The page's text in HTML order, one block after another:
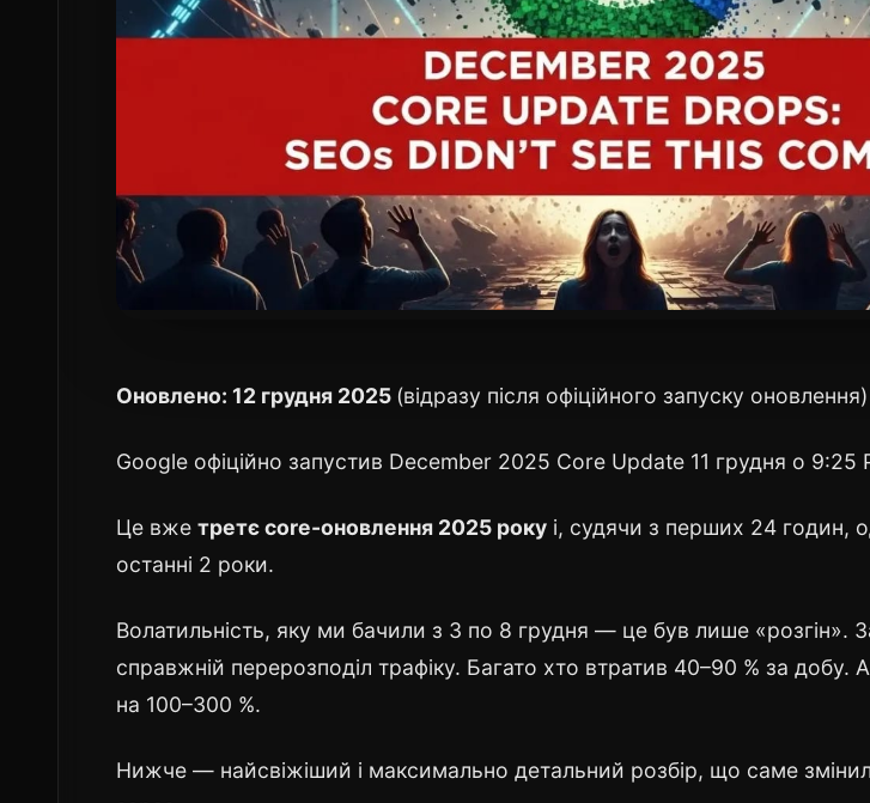
Оновлено: 12 грудня 2025 (відразу після офіційного запуску оновлення)
Google офіційно запустив December 2025 Core Update 11 грудня о 9:25
Це вже третє core-оновлення 2025 року і, судячи з перших 24 годин,
останні 2 роки.
Волатильність, яку ми бачили з 3 по 8 грудня — це був лише «розгін».
справжній перерозподіл трафіку. Багато хто втратив 40–90 % за добу.
на 100–300 %.
Нижче — найсвіжіший і максимально детальний розбір, що саме